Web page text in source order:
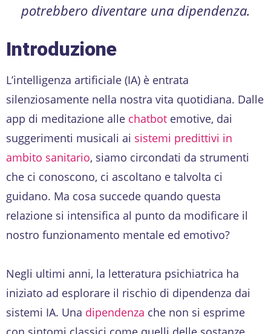
potrebbero diventare una dipendenza.
Introduzione
L’intelligenza artificiale (IA) è entrata
silenziosamente nella nostra vita quotidiana. Dalle
app di meditazione alle chatbot emotive, dai
suggerimenti musicali ai sistemi predittivi in
ambito sanitario, siamo circondati da strumenti
che ci conoscono, ci ascoltano e talvolta ci
guidano. Ma cosa succede quando questa
relazione si intensifica al punto da modificare il
nostro funzionamento mentale ed emotivo?
Negli ultimi anni, la letteratura psichiatrica ha
iniziato ad esplorare il rischio di dipendenza dai
sistemi IA. Una dipendenza che non si esprime